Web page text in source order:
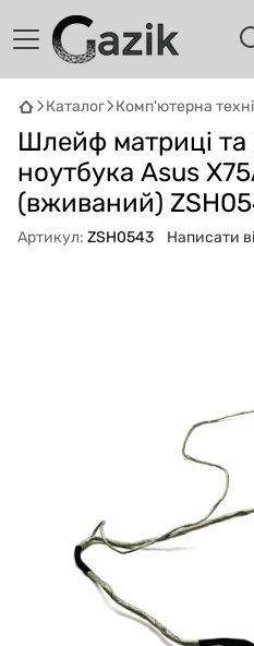
Каталог Комп'ютерна
Шлейф матриці
ноутбука Asus
(вживаний)
Артикул: ZSH0543 Написати
Онлайн · пошук техніки
Привіт! 👋 Я Gazik AI —
Що шукаєш?